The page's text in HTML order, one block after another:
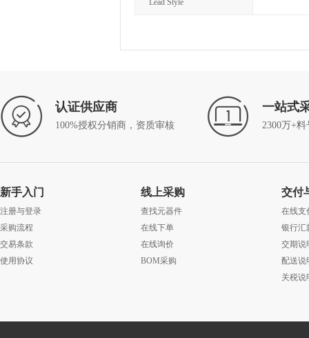
Lead Style
认证供应商
100%授权分销商，资质审核
一站式
2300万+
新手入门
注册与登录
采购流程
交易条款
使用协议
线上采购
查找元器件
在线下单
在线询价
BOM采购
交付
在线支
银行汇
交期说
配送说
关税说